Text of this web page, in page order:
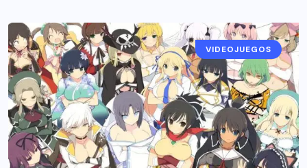
VIDEOJUEGOS